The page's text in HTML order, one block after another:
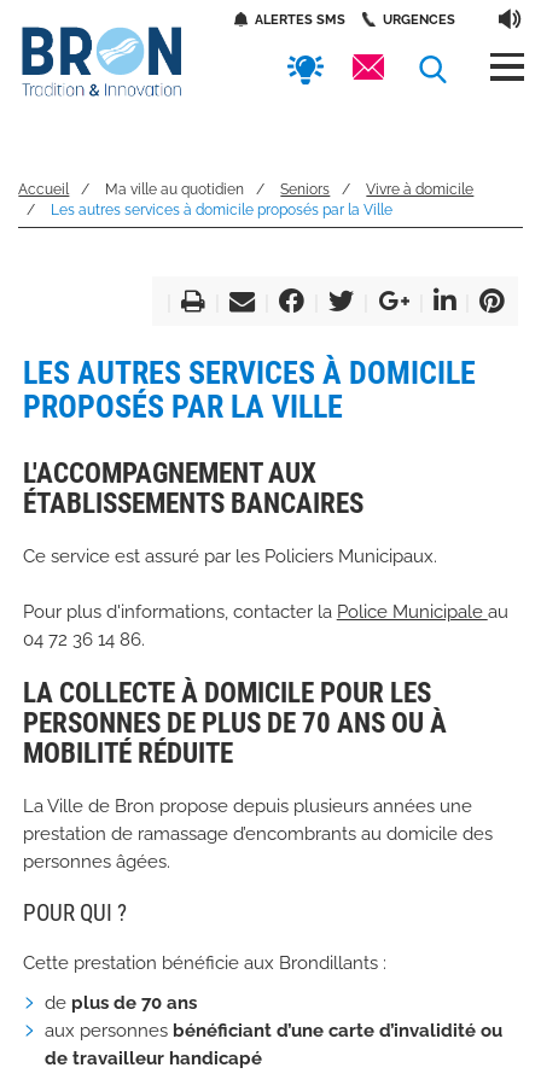
Panneau de gestion des cookies
contenu
principal
AccèsALERTES SMS URGENCES
Accueil Ma ville au quotidien Seniors
Vivre à domicile
Les autres services à domicile proposés par la Ville
LES AUTRES SERVICES À DOMICILE
PROPOSÉS PAR LA VILLE
L'ACCOMPAGNEMENT AUX
ÉTABLISSEMENTS BANCAIRES
Ce service est assuré par les Policiers Municipaux.
Pour plus d'informations, contacter la Police Municipale au
04 72 36 14 86.
LA COLLECTE À DOMICILE POUR LES
PERSONNES DE PLUS DE 70 ANS OU À
MOBILITÉ RÉDUITE
La Ville de Bron propose depuis plusieurs années une
prestation de ramassage d’encombrants au domicile des
personnes âgées.
POUR QUI ?
Cette prestation bénéficie aux Brondillants :
de plus de 70 ans
aux personnes bénéficiant d’une carte d’invalidité ou
de travailleur handicapé